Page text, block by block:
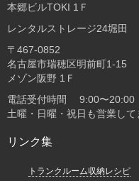
本郷ビルTOKI 1Ｆ
レンタルストレージ24堀田
〒467-0852
名古屋市瑞穂区明前町1-15
メゾン阪野 1Ｆ
電話受付時間 9:00〜20:00
土曜・日曜・祝日も営業して
リンク集
トランクルーム収納レシピ